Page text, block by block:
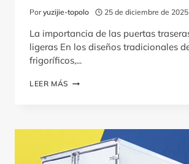
Por yuzijie-topolo 25 de diciembre de 2025
La importancia de las puertas
ligeras En los diseños tradicionales
frigoríficos,...
LEER MÁS SOLUCIONES
LATERALES
DE